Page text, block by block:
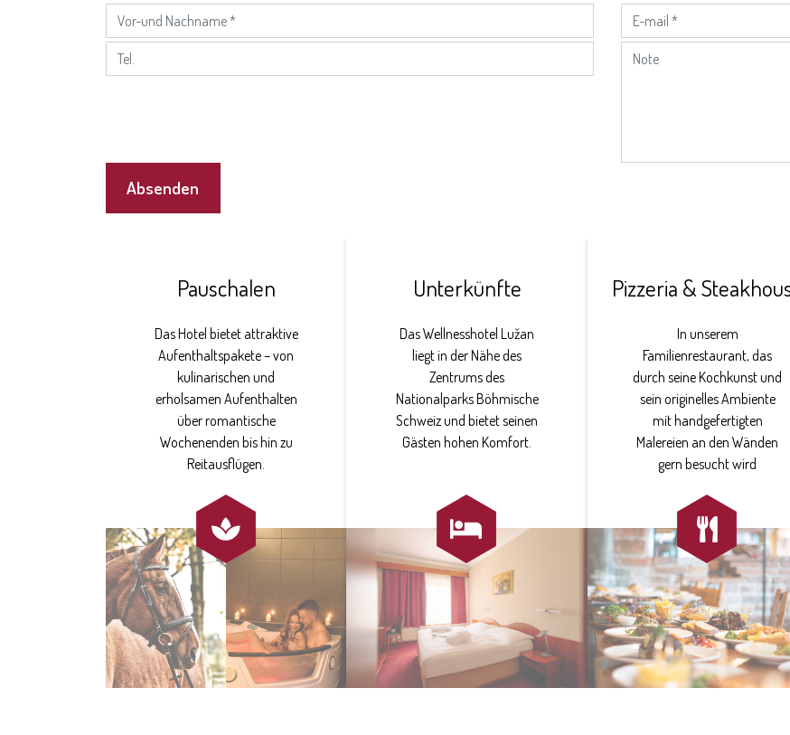
Absenden
Pauschalen
Das Hotel bietet attraktive
Aufenthaltspakete – von
kulinarischen und
erholsamen Aufenthalten
über romantische
Wochenenden bis hin zu
Reitausflügen.

Unterkünfte
Das Wellnesshotel Lužan
liegt in der Nähe des
Zentrums des
Nationalparks Böhmische
Schweiz und bietet seinen
Gästen hohen Komfort.

Pizzeria &
In unserem
Familienrestaurant, das
durch seine Kochkunst und
sein originelles Ambiente
mit handgefertigten
Malereien an den Wänden
gern besucht wird
